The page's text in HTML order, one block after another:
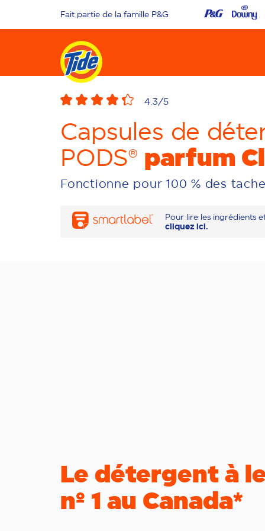
Fait partie de la famille P&G
4.3/5
Capsules de
PODS® parfum
Fonctionne pour 100 % des
Pour lire les ingrédients
cliquez ici.
Le détergent à
nº 1 au Canada*